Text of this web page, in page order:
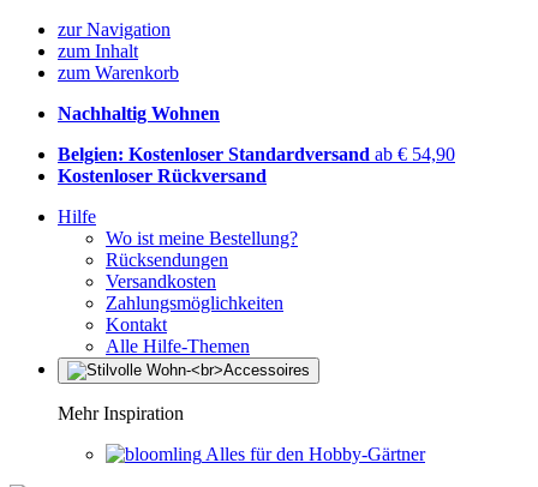
zur Navigation
zum Inhalt
zum Warenkorb
Nachhaltig Wohnen
Belgien: Kostenloser Standardversand ab € 54,90
Kostenloser Rückversand
Hilfe
Wo ist meine Bestellung?
Rücksendungen
Versandkosten
Zahlungsmöglichkeiten
Kontakt
Alle Hilfe-Themen
Mehr Inspiration
Alles für den Hobby-Gärtner